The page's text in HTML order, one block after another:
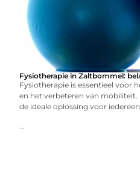
Fysiotherapie in Zaltbommel:
Fysiotherapie is essentieel voor
en het verbeteren van
de ideale oplossing voor
...